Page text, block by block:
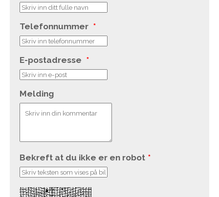
Telefonnummer *
E-postadresse *
Melding
Bekreft at du ikke er en robot *